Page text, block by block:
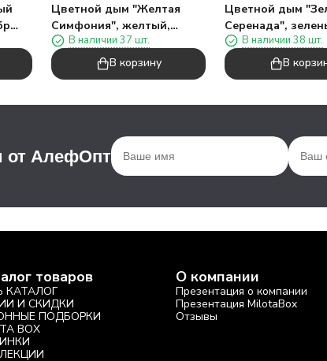
Цветной дым "Желтая
Симфония", желтый,
калибр 135", 40сек, 11,5см)
В наличии 37 шт.
В корзину
Цветной дым
Серенада",
калибр 135",
В наличии 38 шт.
В
от АлефОпт
товаров
КАТАЛОГ
И СКИДКИ
ПОДБОРКИ
BOX
О компании
Презентация о компании
Презентация MilotaBox
Отзывы